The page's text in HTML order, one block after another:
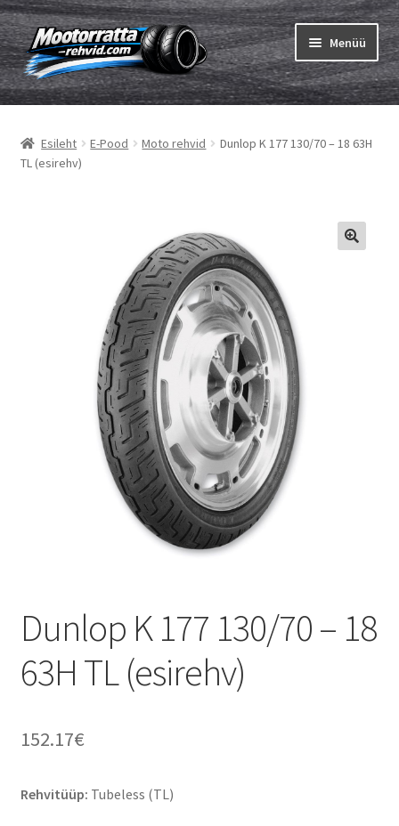
Liigu
navigeerimisele
Liigu
sisu
juurde
Menüü
Rehvid
Ava
Sisekumm
Ava
Ava
Esileht E-Pood Moto rehvid
Dunlop K 177 130/70 – 18 63H
TL (esirehv)
Dunlop K 177 130/70 – 18
63H TL (esirehv)
152.17€
Rehvitüüp: Tubeless (TL)